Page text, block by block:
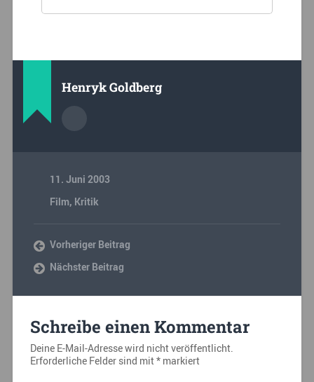
Henryk Goldberg
11. Juni 2003
Film, Kritik
Vorheriger Beitrag
Nächster Beitrag
Schreibe einen Kommentar
Deine E-Mail-Adresse wird nicht veröffentlicht.
Erforderliche Felder sind mit*markiert